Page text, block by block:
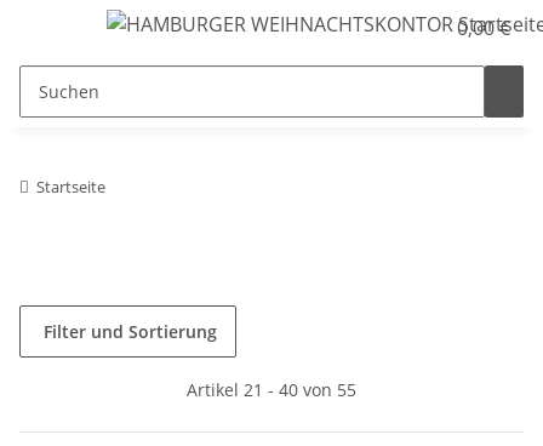
0,00 €
Startseite
Filter und Sortierung
Artikel 21 - 40 von 55